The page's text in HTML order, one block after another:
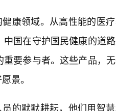
康领域。从高性能的医
国在守护国民健康的道
要参与者。这些产品，
景。
的默默耕耘，他们用智